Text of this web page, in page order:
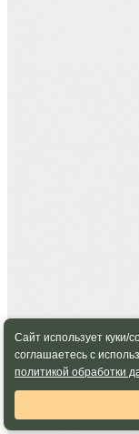
Сайт использует куки/
соглашаетесь с
политикой обработки